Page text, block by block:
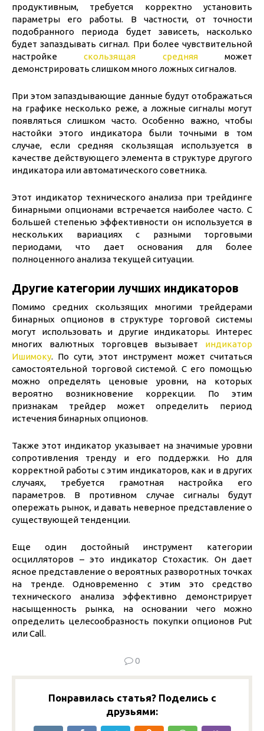
продуктивным, требуется корректно установить
параметры его работы. В частности, от точности
подобранного периода будет зависеть, насколько
будет запаздывать сигнал. При более чувствительной
настройкескользящая средняяможет
демонстрировать слишком много ложных сигналов.
При этом запаздывающие данные будут отображаться
на графике несколько реже, а ложные сигналы могут
появляться слишком часто. Особенно важно, чтобы
настойки этого индикатора были точными в том
случае, если средняя скользящая используется в
качестве действующего элемента в структуре другого
индикатора или автоматического советника.
Этот индикатор технического анализа при трейдинге
бинарными опционами встречается наиболее часто. С
большей степенью эффективности он используется в
нескольких вариациях с разными торговыми
периодами, что дает основания для более
полноценного анализа текущей ситуации.
Другие категории лучших индикаторов
Помимо средних скользящих многими трейдерами
бинарных опционов в структуре торговой системы
могут использовать и другие индикаторы. Интерес
многих валютных торговцев вызывает индикатор
Ишимоку. По сути, этот инструмент может считаться
самостоятельной торговой системой. С его помощью
можно определять ценовые уровни, на которых
вероятно возникновение коррекции. По этим
признакам трейдер может определить период
истечения бинарных опционов.
Также этот индикатор указывает на значимые уровни
сопротивления тренду и его поддержки. Но для
корректной работы с этим индикаторов, как и в других
случаях, требуется грамотная настройка его
параметров. В противном случае сигналы будут
опережать рынок, и давать неверное представление о
существующей тенденции.
Еще один достойный инструмент категории
осцилляторов – это индикатор Стохастик. Он дает
ясное представление о вероятных разворотных точках
на тренде. Одновременно с этим это средство
технического анализа эффективно демонстрирует
насыщенность рынка, на основании чего можно
определить целесообразность покупки опционов Put
или Call.
0
Понравилась статья? Поделись с
друзьями: